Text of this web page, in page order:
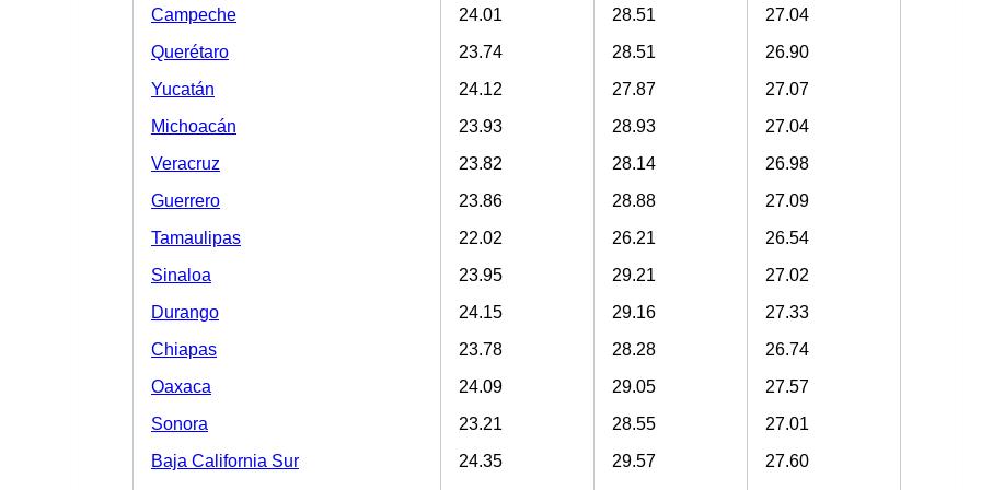
Campeche 24.01 28.51
27.04
Querétaro
23.74 28.51
26.90
Yucatán
24.12 27.87
27.07
Michoacán
23.93 28.93
27.04
Veracruz
23.82 28.14
26.98
Guerrero
23.86 28.88
27.09
Tamaulipas
22.02 26.21
26.54
Sinaloa
23.95 29.21
27.02
Durango
24.15 29.16
27.33
Chiapas
23.78 28.28
26.74
Oaxaca
24.09 29.05
27.57
Sonora
23.21 28.55
27.01
Baja California Sur
24.35 29.57
27.60